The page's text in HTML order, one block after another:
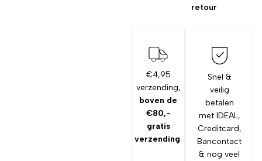
retour
€4,95
verzending,
boven de
€80,-
gratis
verzending.
Snel &
veilig
betalen
met IDEAL,
Creditcard,
Bancontact
& nog veel